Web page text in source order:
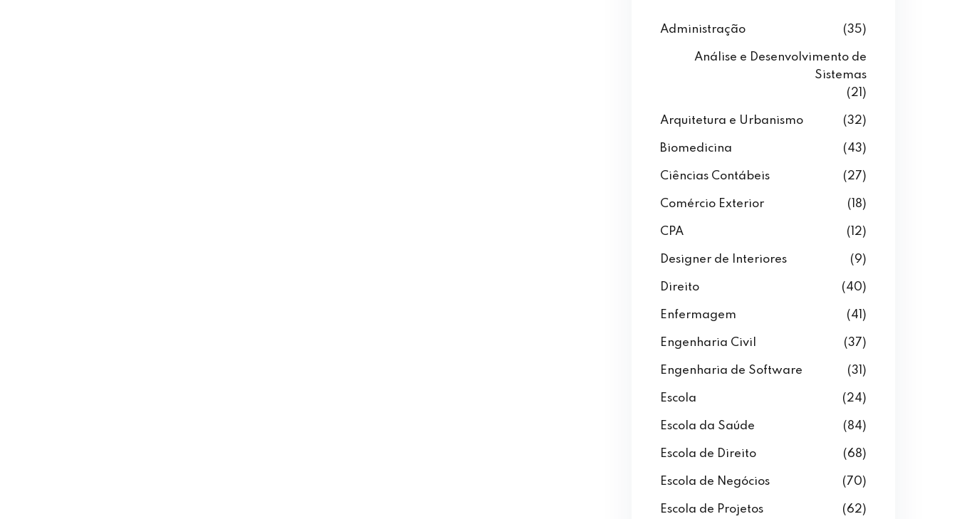
Administração (35)
Análise e Desenvolvimento de
Sistemas
(21)
Arquitetura e Urbanismo (32)
Biomedicina (43)
Ciências Contábeis (27)
Comércio Exterior (18)
CPA (12)
Designer de Interiores (9)
Direito (40)
Enfermagem (41)
Engenharia Civil (37)
Engenharia de Software (31)
Escola (24)
Escola da Saúde (84)
Escola de Direito (68)
Escola de Negócios (70)
Escola de Projetos (62)